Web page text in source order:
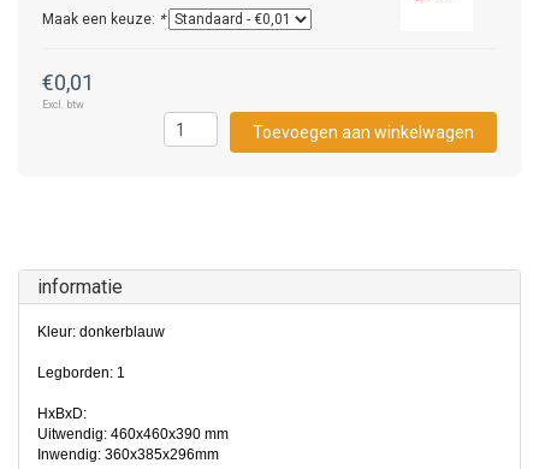
Maak een keuze: *
€0,01
Excl. btw
Toevoegen aan winkelwagen
informatie
Kleur: donkerblauw
Legborden: 1
HxBxD:
Uitwendig: 460x460x390 mm
Inwendig: 360x385x296mm